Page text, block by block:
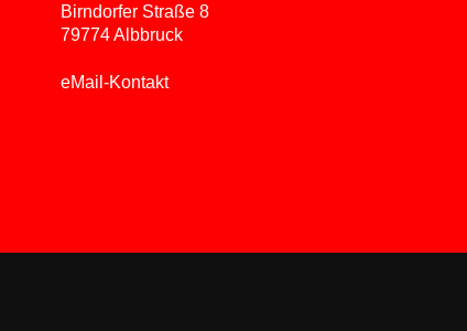
Birndorfer Straße 8
79774 Albbruck
eMail-Kontakt